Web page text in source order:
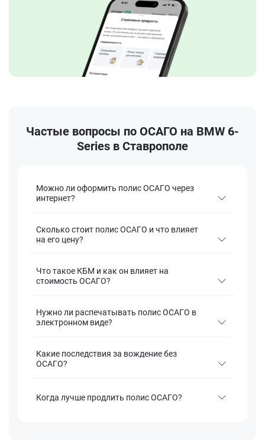
Частые вопросы по ОСАГО на BMW 6-
Series в Ставрополе
Можно ли оформить полис ОСАГО через
интернет?
Сколько стоит полис ОСАГО и что влияет
на его цену?
Что такое КБМ и как он влияет на
стоимость ОСАГО?
Нужно ли распечатывать полис ОСАГО в
электронном виде?
Какие последствия за вождение без
ОСАГО?
Когда лучше продлить полис ОСАГО?